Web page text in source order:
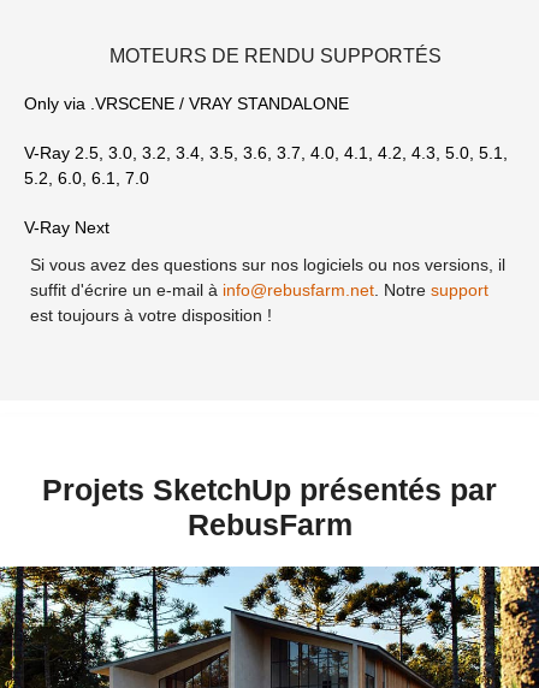
MOTEURS DE RENDU SUPPORTÉS
Only via .VRSCENE / VRAY STANDALONE
V-Ray 2.5, 3.0, 3.2, 3.4, 3.5, 3.6, 3.7, 4.0, 4.1, 4.2, 4.3, 5.0, 5.1,
5.2, 6.0, 6.1, 7.0
V-Ray Next
Si vous avez des questions sur nos logiciels ou nos versions, il
suffit d'écrire un e-mail à info@rebusfarm.net. Notre support
est toujours à votre disposition !
Projets SketchUp présentés par
RebusFarm